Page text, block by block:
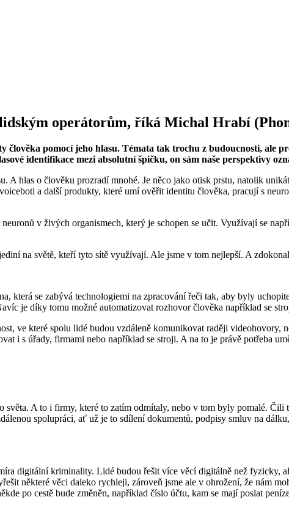
operátorům, říká Michal Hrabí
člověka pomocí jeho hlasu. Témata tak trochu z budoucnosti, ale
identifikace mezi absolutní špičku, on sám naše perspektivy
hlas o člověku prozradí mnohé. Je něco jako otisk prstu, natolik
a další produkty, které umí ověřit identitu člověka, pracují s
v živých organismech, který je schopen se učit. Využívají se
na světě, kteří tyto sítě využívají. Ale jsme v tom nejlepší. A
která se zabývá technologiemi na zpracování řeči tak, aby byly
je díky tomu možné automatizovat rozhovor člověka například se
ve které spolu lidé budou vzdáleně komunikovat raději
i s úřady, firmami nebo například se stroji. A na to je právě potřeba
A to i firmy, které to zatím odmítaly, nebo v tom byly pomalé. Čili
spolupráci, ať už je to sdílení dokumentů, podpisy smluv na
digitální kriminality. Lidé budou řešit více věcí digitálně než fyzicky,
některé věci daleko rychleji, zároveň jsme ale v ohrožení, že nám
po cestě bude změněn, například číslo účtu, kam se mají poslat